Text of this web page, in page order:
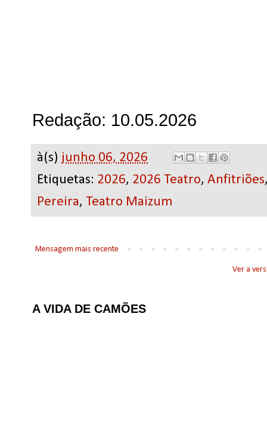
Redação: 10.05.2026
à(s) junho 06, 2026
Etiquetas: 2026, 2026 Teatro, Anfitriões
Pereira, Teatro Maizum
Mensagem mais recente
Ver a
A VIDA DE CAMÕES